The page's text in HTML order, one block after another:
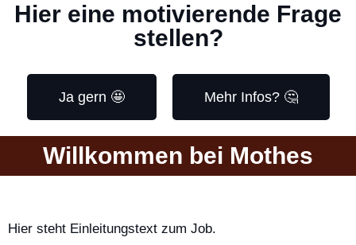
Hier eine motivierende Frage
stellen?
Ja gern 🤩 Mehr Infos? 🤔
Willkommen bei Mothes
Hier steht Einleitungstext zum Job.